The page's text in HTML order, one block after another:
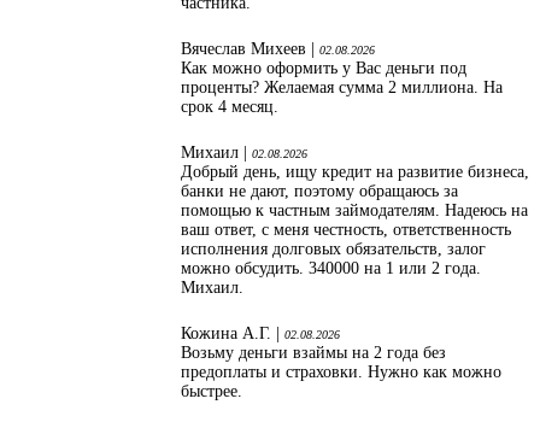
Вячеслав Михеев | 02.08.2026
Как можно оформить у Вас деньги под
проценты? Желаемая сумма 2 миллиона. На
срок 4 месяц.
Михаил | 02.08.2026
Добрый день, ищу кредит на развитие бизнеса,
банки не дают, поэтому обращаюсь за
помощью к частным займодателям. Надеюсь на
ваш ответ, с меня честность, ответственность
исполнения долговых обязательств, залог
можно обсудить. 340000 на 1 или 2 года.
Михаил.
Кожина А.Г. | 02.08.2026
Возьму деньги взаймы на 2 года без
предоплаты и страховки. Нужно как можно
быстрее.